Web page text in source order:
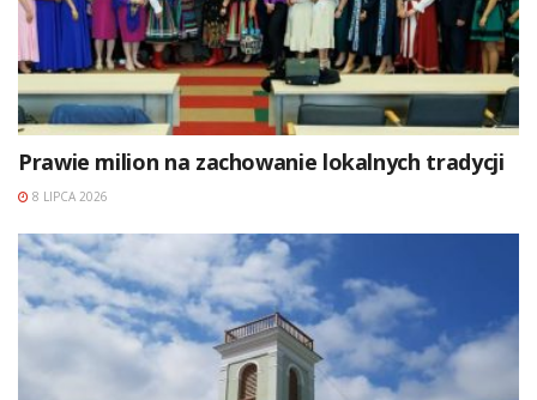
Prawie milion na zachowanie lokalnych tradycji
8 LIPCA 2026